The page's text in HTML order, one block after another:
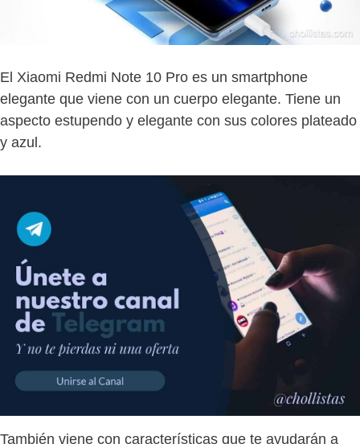
El Xiaomi Redmi Note 10 Pro es un smartphone
elegante que viene con un cuerpo elegante. Tiene un
aspecto estupendo y elegante con sus colores plateado
y azul.
También viene con características que te ayudarán a